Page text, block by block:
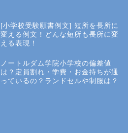
[小学校受験願書例文] 短所を長所に
変える例文！どんな短所も長所に変
える表現！
ノートルダム学院小学校の偏差値
は？定員割れ・学費・お金持ちが通
っているの？ランドセルや制服は？
Privacy Policy
幼稚園受験